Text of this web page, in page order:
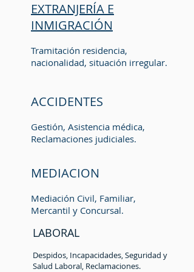
EXTRANJERÍA E
INMIGRACIÓN
Tramitación residencia,
nacionalidad, situación irregular.
ACCIDENTES
Gestión, Asistencia médica,
Reclamaciones judiciales.
MEDIACION
Mediación Civil, Familiar,
Mercantil y Concursal.
LABORAL
Despidos, Incapacidades, Seguridad y
Salud Laboral, Reclamaciones.